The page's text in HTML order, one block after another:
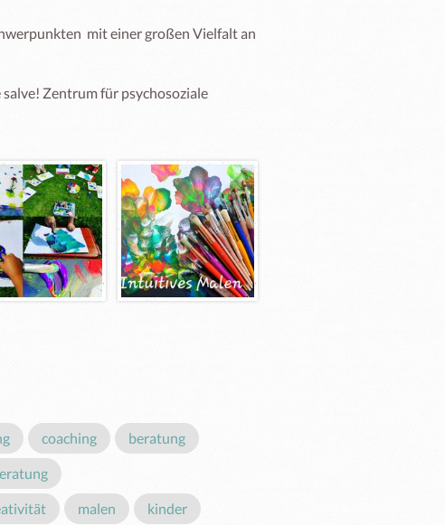
mit einer großen Vielfalt an
Zentrum für psychosoziale
coaching beratung
malen kinder